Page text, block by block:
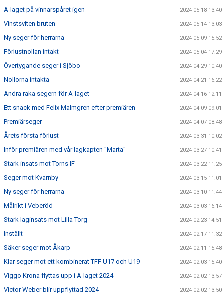
A-laget på vinnarspåret igen 2024-05-18 13:40
Vinstsviten bruten 2024-05-14 13:03
Ny seger för herrarna 2024-05-09 15:52
Förlustnollan intakt 2024-05-04 17:29
Övertygande seger i Sjöbo 2024-04-29 10:40
Nollorna intakta 2024-04-21 16:22
Andra raka segern för A-laget 2024-04-16 12:11
Ett snack med Felix Malmgren efter premiären 2024-04-09 09:01
Premiärseger 2024-04-07 08:48
Årets första förlust 2024-03-31 10:02
Inför premiären med vår lagkapten "Marta" 2024-03-27 10:41
Stark insats mot Torns IF 2024-03-22 11:25
Seger mot Kvarnby 2024-03-15 11:01
Ny seger för herrarna 2024-03-10 11:44
Målrikt i Veberöd 2024-03-03 16:14
Stark laginsats mot Lilla Torg 2024-02-23 14:51
Inställt 2024-02-17 11:32
Säker seger mot Åkarp 2024-02-11 15:48
Klar seger mot ett kombinerat TFF U17 och U19 2024-02-03 15:40
Viggo Krona flyttas upp i A-laget 2024 2024-02-02 13:57
Victor Weber blir uppflyttad 2024 2024-02-02 13:50